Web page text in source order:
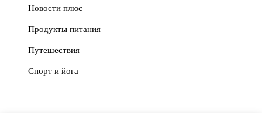
Новости плюс
Продукты питания
Путешествия
Спорт и йога